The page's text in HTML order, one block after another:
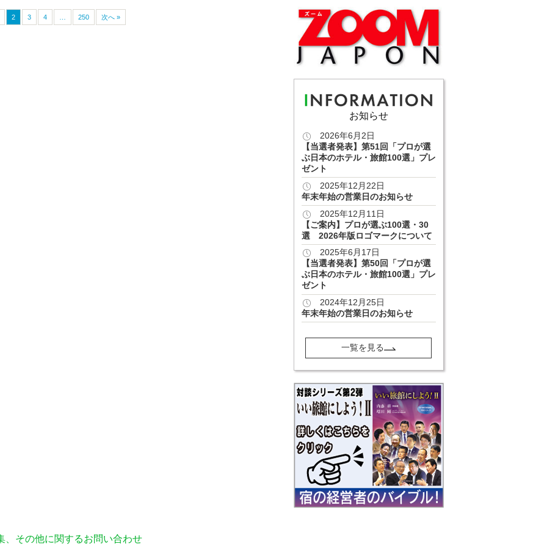
2 3 4 250 次へ »
お知らせ
2026年6月2日
【当選者発表】第51回「プロが選
ぶ日本のホテル・旅館100選」プレ
ゼント
2025年12月22日
年末年始の営業日のお知らせ
2025年12月11日
【ご案内】プロが選ぶ100選・30
選 2026年版ロゴマークについて
2025年6月17日
【当選者発表】第50回「プロが選
ぶ日本のホテル・旅館100選」プレ
ゼント
2024年12月25日
年末年始の営業日のお知らせ
一覧を見る
、その他に関するお問い合わせ